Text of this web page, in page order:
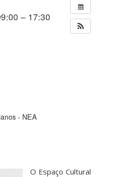
– 17:30
- NEA
O Espaço Cultural